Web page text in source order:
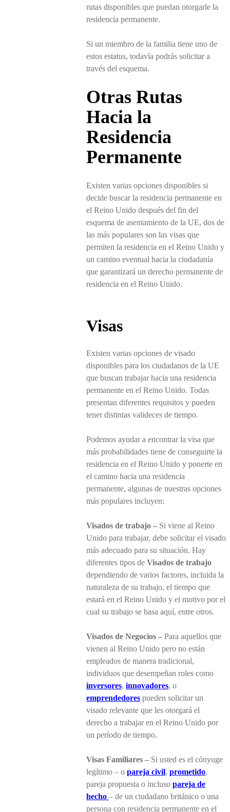
rutas disponibles que puedan otorgarle la
residencia permanente.
Si un miembro de la familia tiene uno de
estos estatus, todavía podrás solicitar a
través del esquema.
Otras Rutas
Hacia la
Residencia
Permanente
Existen varias opciones disponibles si
decide buscar la residencia permanente en
el Reino Unido después del fin del
esquema de asentamiento de la UE, dos de
las más populares son las visas que
permiten la residencia en el Reino Unido y
un camino eventual hacia la ciudadanía
que garantizará un derecho permanente de
residencia en el Reino Unido.
Visas
Existen varias opciones de visado
disponibles para los ciudadanos de la UE
que buscan trabajar hacia una residencia
permanente en el Reino Unido. Todas
presentan diferentes requisitos y pueden
tener distintas valideces de tiempo.
Podemos ayudar a encontrar la visa que
más probabilidades tiene de conseguirte la
residencia en el Reino Unido y ponerte en
el camino hacia una residencia
permanente, algunas de nuestras opciones
más populares incluyen:
Visados de trabajo – Si viene al Reino
Unido para trabajar, debe solicitar el visado
más adecuado para su situación. Hay
diferentes tipos de Visados de trabajo
dependiendo de varios factores, incluida la
naturaleza de su trabajo, el tiempo que
estará en el Reino Unido y el motivo por el
cual su trabajo se basa aquí, entre otros.
Visados de Negocios – Para aquellos que
vienen al Reino Unido pero no están
empleados de manera tradicional,
individuos que desempeñan roles como
inversores, innovadores, o
emprendedores pueden solicitar un
visado relevante que les otorgará el
derecho a trabajar en el Reino Unido por
un período de tiempo.
Visas Familiares – Si usted es el cónyuge
legítimo – o pareja civil, prometido,
pareja propuesta o incluso pareja de
hecho – de un ciudadano británico o una
persona con residencia permanente en el